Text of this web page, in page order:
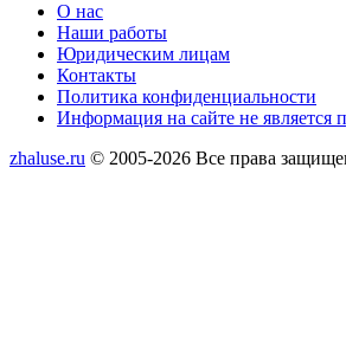
О нас
Наши работы
Юридическим лицам
Контакты
Политика конфиденциальности
Информация на сайте не является
zhaluse.ru © 2005-2026 Все права